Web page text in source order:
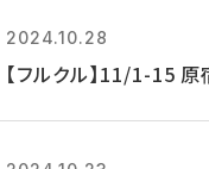
2024.10.28
【フルクル】11/1-15